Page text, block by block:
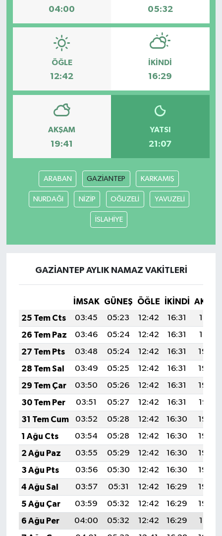
04:00 05:32
ÖĞLE
12:42
İKINDI
16:29
AKŞAM
19:41
YATSI
21:07
ARABAN GAZİANTEP KARKAMIŞ
NURDAĞI NİZİP OĞUZELİ YAVUZELİ
İSLAHİYE
GAZİANTEP AYLIK NAMAZ VAKITLERI
İMSAK GÜNEŞ ÖĞLE İKINDI
25 Tem Cts
03:45 05:23 12:42 16:31
19:51
26 Tem Paz
03:46 05:24 12:42 16:31
19:51
27 Tem Pts
03:48 05:24 12:42 16:31
19:50
28 Tem Sal
03:49 05:25 12:42 16:31
19:49
29 Tem Çar
03:50 05:26 12:42 16:31
19:48
30 Tem Per
03:51 05:27 12:42 16:31
19:47
31 Tem Cum
03:52 05:28 12:42 16:30
19:46
1 Ağu Cts
03:54 05:28 12:42 16:30
19:46
2 Ağu Paz
03:55 05:29 12:42 16:30
19:45
3 Ağu Pts
03:56 05:30 12:42 16:30
19:44
4 Ağu Sal
03:57 05:31 12:42 16:29
19:43
5 Ağu Çar
03:59 05:32 12:42 16:29
19:42
6 Ağu Per
04:00 05:32 12:42 16:29
19:41